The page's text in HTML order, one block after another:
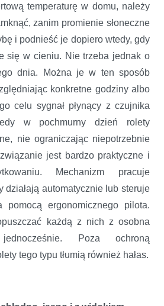
temperaturę w domu, należy
zanim promienie słoneczne
i podnieść je dopiero wtedy, gdy
się w cieniu. Nie trzeba jednak o
dnia. Można je w ten sposób
konkretne godziny albo
celu sygnał płynący z czujnika
w pochmurny dzień rolety
nie ograniczając niepotrzebnie
jest bardzo praktyczne i
Mechanizm pracuje
działają automatycznie lub steruje
ergonomicznego pilota.
każdą z nich z osobna
Poza ochroną
tego typu tłumią również hałas.